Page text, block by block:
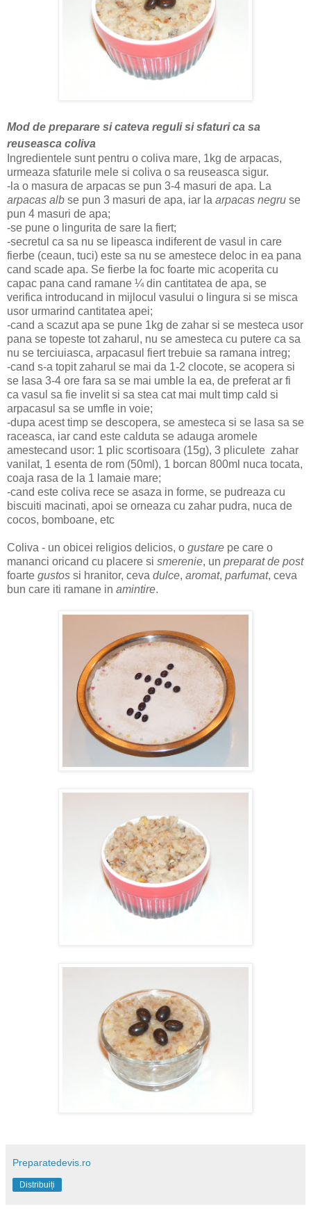
Mod de preparare si cateva reguli si sfaturi ca sa
reuseasca coliva
Ingredientele sunt pentru o coliva mare, 1kg de arpacas,
urmeaza sfaturile mele si coliva o sa reuseasca sigur.
-la o masura de arpacas se pun 3-4 masuri de apa. La
arpacas alb se pun 3 masuri de apa, iar la arpacas negru se
pun 4 masuri de apa;
-se pune o lingurita de sare la fiert;
-secretul ca sa nu se lipeasca indiferent de vasul in care
fierbe (ceaun, tuci) este sa nu se amestece deloc in ea pana
cand scade apa. Se fierbe la foc foarte mic acoperita cu
capac pana cand ramane ¼ din cantitatea de apa, se
verifica introducand in mijlocul vasului o lingura si se misca
usor urmarind cantitatea apei;
-cand a scazut apa se pune 1kg de zahar si se mesteca usor
pana se topeste tot zaharul, nu se amesteca cu putere ca sa
nu se terciuiasca, arpacasul fiert trebuie sa ramana intreg;
-cand s-a topit zaharul se mai da 1-2 clocote, se acopera si
se lasa 3-4 ore fara sa se mai umble la ea, de preferat ar fi
ca vasul sa fie invelit si sa stea cat mai mult timp cald si
arpacasul sa se umfle in voie;
-dupa acest timp se descopera, se amesteca si se lasa sa se
raceasca, iar cand este calduta se adauga aromele
amestecand usor: 1 plic scortisoara (15g), 3 pliculete zahar
vanilat, 1 esenta de rom (50ml), 1 borcan 800ml nuca tocata,
coaja rasa de la 1 lamaie mare;
-cand este coliva rece se asaza in forme, se pudreaza cu
biscuiti macinati, apoi se orneaza cu zahar pudra, nuca de
cocos, bomboane, etc
Coliva - un obicei religios delicios, o gustare pe care o
mananci oricand cu placere si smerenie, un preparat de post
foarte gustos si hranitor, ceva dulce, aromat, parfumat, ceva
bun care iti ramane in amintire.
Preparatedevis.ro
Distribuiți